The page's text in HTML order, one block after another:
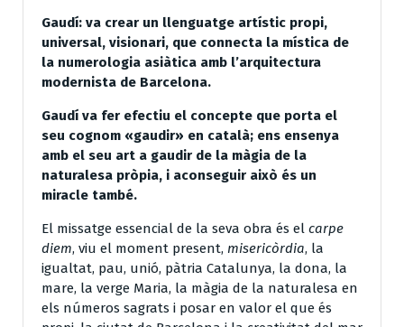
Gaudí: va crear un llenguatge artístic propi,
universal, visionari, que connecta la mística de
la numerologia asiàtica amb l’arquitectura
modernista de Barcelona.
Gaudí va fer efectiu el concepte que porta el
seu cognom «gaudir» en català; ens ensenya
amb el seu art a gaudir de la màgia de la
naturalesa pròpia, i aconseguir això és un
miracle també.
El missatge essencial de la seva obra és el carpe
diem, viu el moment present, misericòrdia, la
igualtat, pau, unió, pàtria Catalunya, la dona, la
mare, la verge Maria, la màgia de la naturalesa en
els números sagrats i posar en valor el que és